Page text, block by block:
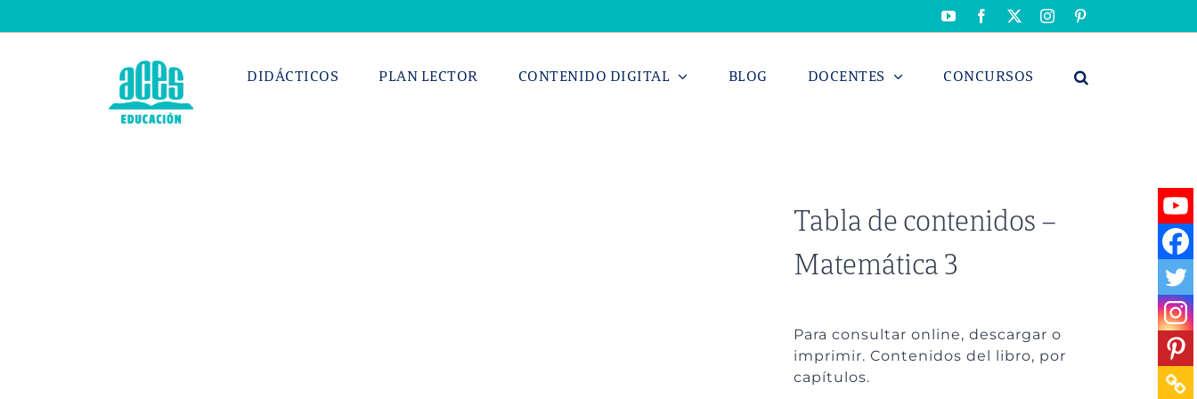
al
YouTubeFacebook Instagram
DIDÁCTICOS PLAN LECTOR CONTENIDO DIGITAL BLOG DOCENTES CONCURSOS
Tabla de contenidos –
Matemática 3
Para consultar online, descargar o
imprimir. Contenidos del libro, por
capítulos.